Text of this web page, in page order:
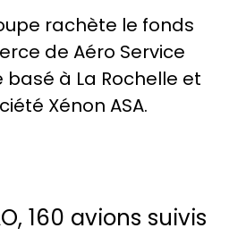
rachète le fonds
de Aéro Service
à La Rochelle et
Xénon ASA.
160 avions suivis